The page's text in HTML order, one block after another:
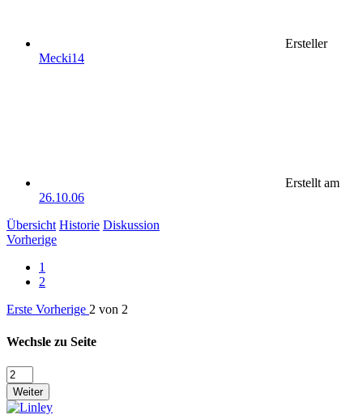
Ersteller
Mecki14
Erstellt am
26.10.06
Übersicht Historie Diskussion
Vorherige
1
2
Erste Vorherige 2 von 2
Wechsle zu Seite
Weiter